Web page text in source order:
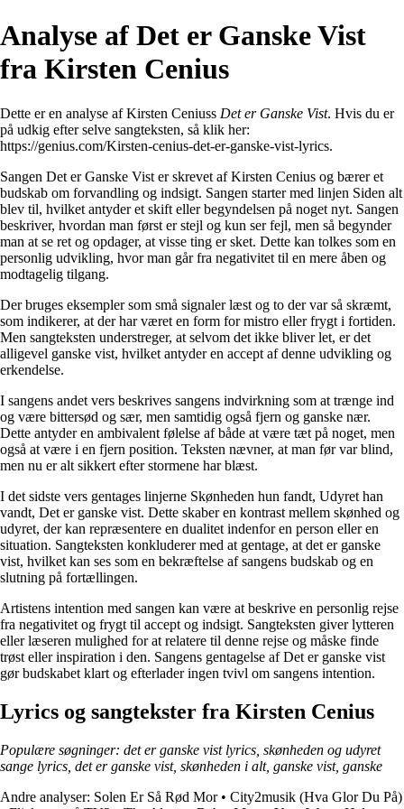
Analyse af Det er Ganske Vist
fra Kirsten Cenius
Dette er en analyse af Kirsten Ceniuss Det er Ganske Vist. Hvis du er
på udkig efter selve sangteksten, så klik her:
https://genius.com/Kirsten-cenius-det-er-ganske-vist-lyrics.
Sangen Det er Ganske Vist er skrevet af Kirsten Cenius og bærer et
budskab om forvandling og indsigt. Sangen starter med linjen Siden alt
blev til, hvilket antyder et skift eller begyndelsen på noget nyt. Sangen
beskriver, hvordan man først er stejl og kun ser fejl, men så begynder
man at se ret og opdager, at visse ting er sket. Dette kan tolkes som en
personlig udvikling, hvor man går fra negativitet til en mere åben og
modtagelig tilgang.
Der bruges eksempler som små signaler læst og to der var så skræmt,
som indikerer, at der har været en form for mistro eller frygt i fortiden.
Men sangteksten understreger, at selvom det ikke bliver let, er det
alligevel ganske vist, hvilket antyder en accept af denne udvikling og
erkendelse.
I sangens andet vers beskrives sangens indvirkning som at trænge ind
og være bittersød og sær, men samtidig også fjern og ganske nær.
Dette antyder en ambivalent følelse af både at være tæt på noget, men
også at være i en fjern position. Teksten nævner, at man før var blind,
men nu er alt sikkert efter stormene har blæst.
I det sidste vers gentages linjerne Skønheden hun fandt, Udyret han
vandt, Det er ganske vist. Dette skaber en kontrast mellem skønhed og
udyret, der kan repræsentere en dualitet indenfor en person eller en
situation. Sangteksten konkluderer med at gentage, at det er ganske
vist, hvilket kan ses som en bekræftelse af sangens budskab og en
slutning på fortællingen.
Artistens intention med sangen kan være at beskrive en personlig rejse
fra negativitet og frygt til accept og indsigt. Sangteksten giver lytteren
eller læseren mulighed for at relatere til denne rejse og måske finde
trøst eller inspiration i den. Sangens gentagelse af Det er ganske vist
gør budskabet klart og efterlader ingen tvivl om sangens intention.
Lyrics og sangtekster fra Kirsten Cenius
Populære søgninger: det er ganske vist lyrics, skønheden og udyret
sange lyrics, det er ganske vist, skønheden i alt, ganske vist, ganske
Andre analyser: Solen Er Så Rød Mor• City2musik (Hva Glor Du På)